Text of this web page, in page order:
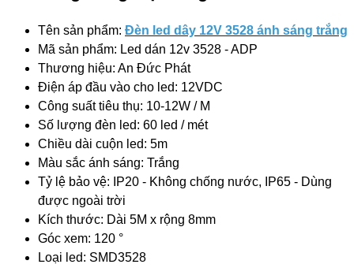
Tên sản phẩm: Đèn led dây 12V 3528 ánh sáng trắng
Mã sản phẩm: Led dán 12v 3528 - ADP
Thương hiệu: An Đức Phát
Điện áp đầu vào cho led: 12VDC
Công suất tiêu thụ: 10-12W / M
Số lượng đèn led: 60 led / mét
Chiều dài cuộn led: 5m
Màu sắc ánh sáng: Trắng
Tỷ lệ bảo vệ: IP20 - Không chống nước, IP65 - Dùng
được ngoài trời
Kích thước: Dài 5M x rộng 8mm
Góc xem: 120 °
Loại led: SMD3528